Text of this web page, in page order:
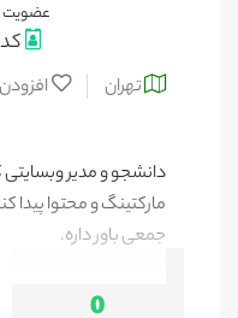
عضویت از 30
کد
تهران
دانشجو و مدیر
مارکتینگ و محتوا پیدا
جمعی باور داره.
0